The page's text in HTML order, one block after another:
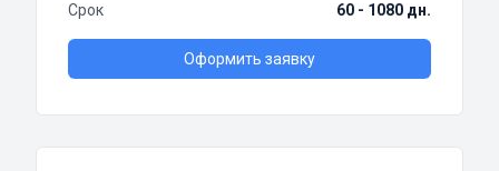
Срок
60 - 1080 дн.
Оформить заявку